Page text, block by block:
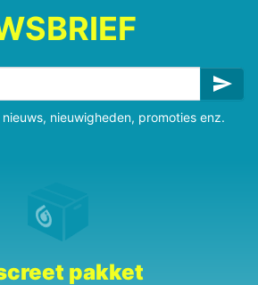
send
nieuwigheden, promoties enz.
pakket